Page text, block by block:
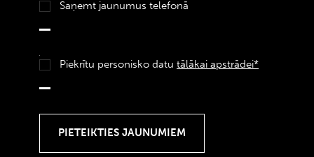
Saņemt jaunumus telefonā
Piekrītu personisko datu tālākai apstrādei*